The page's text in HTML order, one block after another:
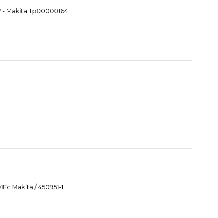
- Makita Tp00000164
Makita / 450951-1